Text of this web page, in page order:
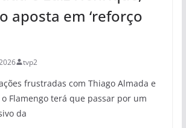
aposta em ‘reforço
tvp2
frustradas com Thiago Almada e
Flamengo terá que passar por um
da